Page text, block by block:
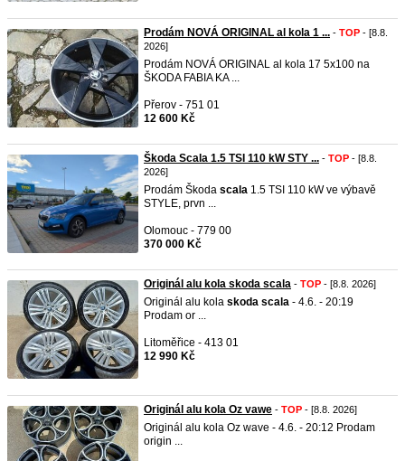
Prodám NOVÁ ORIGINAL al kola 1 ... - TOP - [8.8.
2026]
Prodám NOVÁ ORIGINAL al kola 17 5x100 na
ŠKODA FABIA KA ...
Přerov - 751 01
12 600 Kč
Škoda Scala 1.5 TSI 110 kW STY ... - TOP - [8.8.
2026]
Prodám Škoda scala 1.5 TSI 110 kW ve výbavě
STYLE, prvn ...
Olomouc - 779 00
370 000 Kč
Originál alu kola skoda scala - TOP - [8.8. 2026]
Originál alu kola skoda scala - 4.6. - 20:19
Prodam or ...
Litoměřice - 413 01
12 990 Kč
Originál alu kola Oz vawe - TOP - [8.8. 2026]
Originál alu kola Oz wave - 4.6. - 20:12 Prodam
origin ...